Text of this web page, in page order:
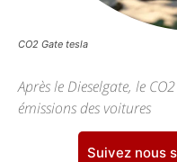
CO2 Gate tesla
Après le Dieselgate, le
émissions des voitures
Suivez nous